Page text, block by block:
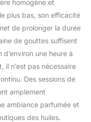
homogène et
plus bas, son efficacité
de prolonger la durée
de gouttes suffisent
une heure à
il n’est pas nécessaire
Des sessions de
amplement
ambiance parfumée et
des huiles.